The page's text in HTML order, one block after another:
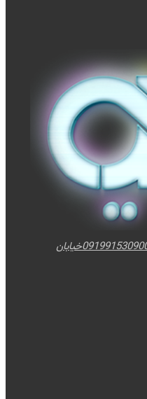
09199153090خیابان